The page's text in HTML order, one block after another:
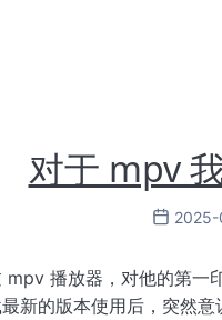
对于 mpv
mpv 播放器，对他的第一
新的版本使用后，突然